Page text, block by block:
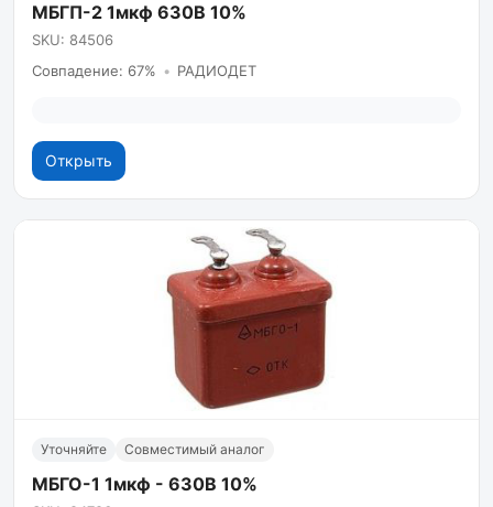
МБГП-2 1мкф 630В 10%
SKU: 84506
Совпадение: 67% • РАДИОДЕТ
Открыть
Уточняйте Совместимый аналог
МБГО-1 1мкф - 630В 10%